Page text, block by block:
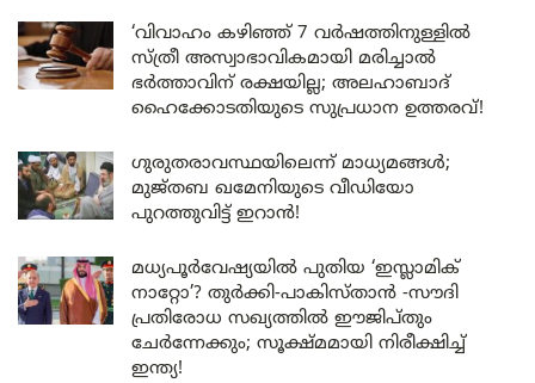
‘വിവാഹം കഴിഞ്ഞ് 7 വർഷത്തിനുള്ളിൽ
സ്ത്രീ അസ്വാഭാവികമായി മരിച്ചാൽ
ഭർത്താവിന് രക്ഷയില്ല; അലഹാബാദ്
ഹൈക്കോടതിയുടെ സുപ്രധാന ഉത്തരവ്!
ഗുരുതരാവസ്ഥയിലെന്ന് മാധ്യമങ്ങൾ;
മുജ്തബ ഖമേനിയുടെ വീഡിയോ
പുറത്തുവിട്ട് ഇറാൻ!
മധ്യപൂർവേഷ്യയിൽ പുതിയ ‘ഇസ്ലാമിക്
നാറ്റോ’? തുർക്കി-പാകിസ്താൻ -സൗദി
പ്രതിരോധ സഖ്യത്തിൽ ഈജിപ്തും
ചേർന്നേക്കും; സൂക്ഷ്മമായി നിരീക്ഷിച്ച്
ഇന്ത്യ!